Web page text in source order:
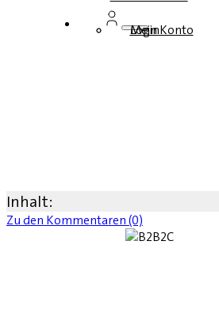
Login
Mein Konto
Inhalt:
Zu den Kommentaren (0)